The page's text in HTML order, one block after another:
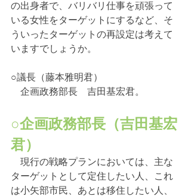
の出身者で、バリバリ仕事を頑張って
いる女性をターゲットにするなど、そ
ういったターゲットの再設定は考えて
いますでしょうか。
○議長（藤本雅明君）
企画政務部長　吉田基宏君。
○企画政務部長（吉田基宏
君）
現行の戦略プランにおいては、主な
ターゲットとして定住したい人、これ
は小矢部市民、あとは移住したい人、